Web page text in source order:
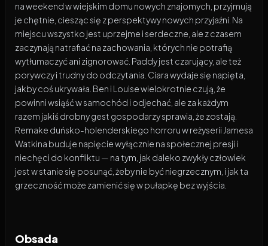
na weekend w wiejskim domu nowych znajomych, przyjmują
je chętnie, ciesząc się z perspektywy nowych przyjaźni. Na
miejscu wszystko jest uprzejme i serdeczne, ale z czasem
zaczynają natrafiać na zachowania, których nie potrafią
wytłumaczyć ani zignorować. Paddy jest czarujący, ale też
porywczy i trudny do odczytania. Ciara wydaje się napięta,
jakby coś ukrywała. Ben i Louise wielokrotnie czują, że
powinni wsiąść w samochód i odjechać, ale za każdym
razem jakiś drobny gest gospodarzy sprawia, że zostają.
Remake duńsko-holenderskiego horroru w reżyserii Jamesa
Watkina buduje napięcie wyłącznie na społecznej presji i
niechęci do konfliktu — na tym, jak daleko zwykły człowiek
jest w stanie się posunąć, żeby nie być niegrzecznym, i jak ta
grzeczność może zamienić się w pułapkę bez wyjścia.
Obsada